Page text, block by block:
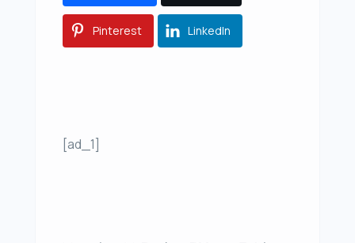
Pinterest LinkedIn
[ad_1]